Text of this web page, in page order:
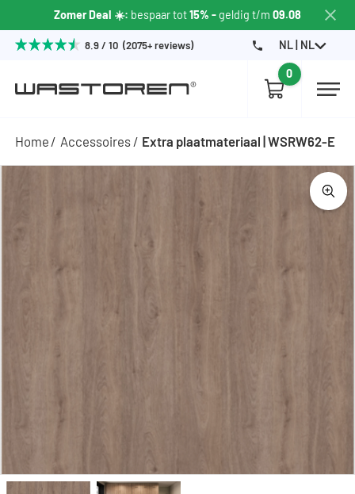
Zomer Deal ☀️: bespaar tot15% -geldig t/m 09.08
8.9 / 10 (2075+ reviews) NL | NL
0
Home Accessoires Extra plaatmateriaal | WSRW62-E